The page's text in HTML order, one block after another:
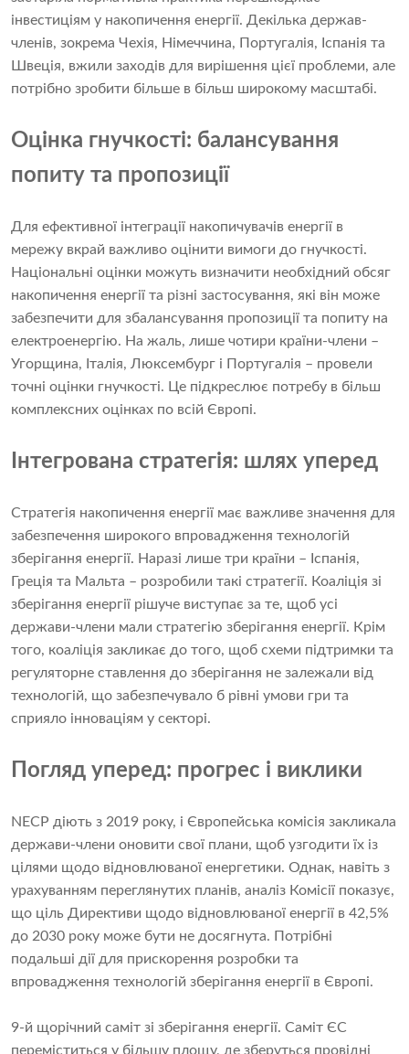
інвестиціям у накопичення енергії. Декілька держав-
членів, зокрема Чехія, Німеччина, Португалія, Іспанія та
Швеція, вжили заходів для вирішення цієї проблеми, але
потрібно зробити більше в більш широкому масштабі.
Оцінка гнучкості: балансування
попиту та пропозиції
Для ефективної інтеграції накопичувачів енергії в
мережу вкрай важливо оцінити вимоги до гнучкості.
Національні оцінки можуть визначити необхідний обсяг
накопичення енергії та різні застосування, які він може
забезпечити для збалансування пропозиції та попиту на
електроенергію. На жаль, лише чотири країни-члени –
Угорщина, Італія, Люксембург і Португалія – провели
точні оцінки гнучкості. Це підкреслює потребу в більш
комплексних оцінках по всій Європі.
Інтегрована стратегія: шлях уперед
Стратегія накопичення енергії має важливе значення для
забезпечення широкого впровадження технологій
зберігання енергії. Наразі лише три країни – Іспанія,
Греція та Мальта – розробили такі стратегії. Коаліція зі
зберігання енергії рішуче виступає за те, щоб усі
держави-члени мали стратегію зберігання енергії. Крім
того, коаліція закликає до того, щоб схеми підтримки та
регуляторне ставлення до зберігання не залежали від
технологій, що забезпечувало б рівні умови гри та
сприяло інноваціям у секторі.
Погляд уперед: прогрес і виклики
NECP діють з 2019 року, і Європейська комісія закликала
держави-члени оновити свої плани, щоб узгодити їх із
цілями щодо відновлюваної енергетики. Однак, навіть з
урахуванням переглянутих планів, аналіз Комісії показує,
що ціль Директиви щодо відновлюваної енергії в 42,5%
до 2030 року може бути не досягнута. Потрібні
подальші дії для прискорення розробки та
впровадження технологій зберігання енергії в Європі.
9-й щорічний саміт зі зберігання енергії. Саміт ЄС
переміститься у більшу площу, де зберуться провідні